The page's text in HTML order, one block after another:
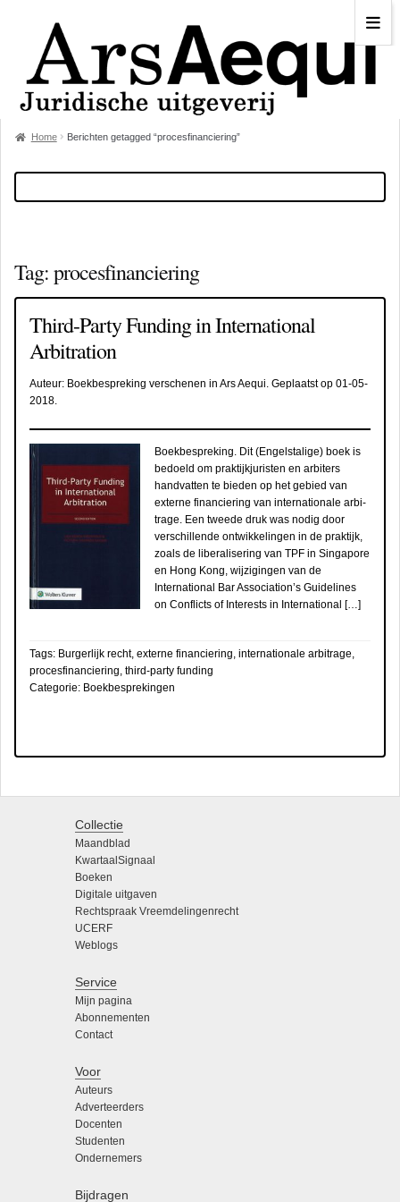
Home Berichten getagged “procesfinanciering”
Tag:procesfinanciering
Third-Party Funding in International
Arbitration
Auteur: Boekbespreking verschenen in Ars Aequi. Geplaatst op 01-05-
2018.
Boekbespreking. Dit (Engelstalige) boek is
bedoeld om praktijkjuristen en arbiters
handvatten te bieden op het gebied van
externe financiering van internationale arbi­
trage. Een tweede druk was nodig door
verschillende ontwikkelingen in de praktijk,
zoals de libe­ralisering van TPF in Singapore
en Hong Kong, wijzigingen van de
International Bar Association’s Guidelines
on Conflicts of Interests in Inter­national […]
Tags: Burgerlijk recht, externe financiering, internationale arbitrage,
procesfinanciering, third-party funding
Categorie: Boekbesprekingen
Collectie
Maandblad
KwartaalSignaal
Boeken
Digitale uitgaven
Rechtspraak Vreemdelingenrecht
UCERF
Weblogs
Service
Mijn pagina
Abonnementen
Contact
Voor
Auteurs
Adverteerders
Docenten
Studenten
Ondernemers
Bijdragen